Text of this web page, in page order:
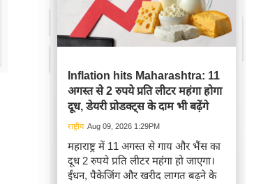
Inflation hits Maharashtra: 11
अगस्त से 2 रुपये प्रति लीटर महंगा होगा
दूध, डेयरी प्रोडक्ट्स के दाम भी बढ़ेंगे
राष्ट्रीय Aug 09, 2026 1:29PM
महाराष्ट्र में 11 अगस्त से गाय और भैंस का
दूध 2 रुपये प्रति लीटर महंगा हो जाएगा।
ईंधन, पैकेजिंग और खरीद लागत बढ़ने के